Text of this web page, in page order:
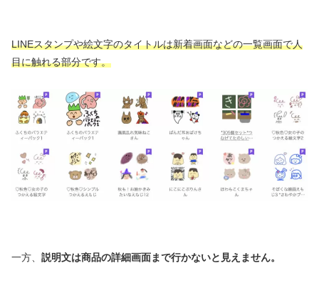
LINEスタンプや絵文字のタイトルは新着画面などの一覧画面で人
目に触れる部分です。
一方、 説明文は商品の詳細画面まで行かないと見えません。